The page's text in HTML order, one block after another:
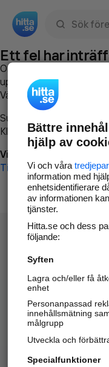
Ett fel har
Om du vill kan du
uppstod så att vi lättare
Vänligen försök med
Surfa till
Klicka påTillbaka-
Vi beklagar besväret!
Till startsidan
Hitta.se - Gratis
Sök företag, personer
Hitta telefonnummer,
Bättre
hjälp av
Vi och våra
information med
enhetsidentifierare
av informationen
tjänster.
Hitta.se och dess
följande:
Syften
Lagra och/eller få
enhet
Personanpassad
innehållsmätning
målgrupp
Utveckla och
Specialfunktioner